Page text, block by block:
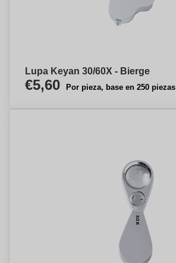
Lupa Keyan 30/60X - Bierge
€5,60 Por pieza, base en 250 piezas